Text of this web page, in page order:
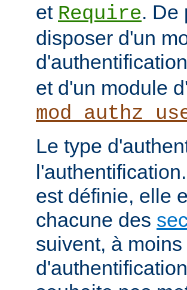
et Require. De
disposer d'un
et d'un module
Le type
est définie, elle
chacune des
suivent, à